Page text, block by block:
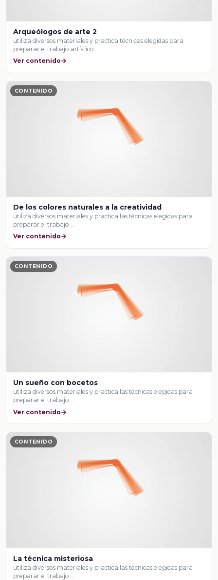
Arqueólogos de arte 2
utiliza diversos materiales y practica técnicas elegidas para
preparar el trabajo artístico …
Ver contenido
CONTENIDO
De los colores naturales a la creatividad
utiliza diversos materiales y practica las técnicas elegidas para
preparar el trabajo …
Ver contenido
CONTENIDO
Un sueño con bocetos
utiliza diversos materiales y practica las técnicas elegidas para
preparar el trabajo …
Ver contenido
CONTENIDO
La técnica misteriosa
utiliza diversos materiales y practica las técnicas elegidas para
preparar el trabajo …